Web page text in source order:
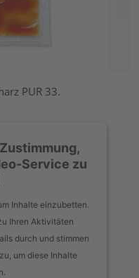
PUR 33.
Service zu
Inhalte einzubetten.
Ihren Aktivitäten
durch und stimmen
um diese Inhalte